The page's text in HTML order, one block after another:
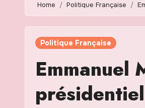
Home Politique Française
Politique Française
Emmanuel
présidentiel